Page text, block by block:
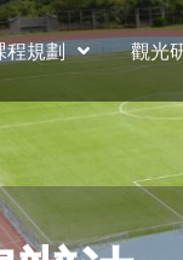
程規劃 觀光